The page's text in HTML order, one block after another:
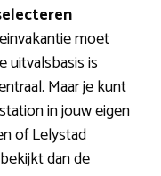
moet
uitvalsbasis is
Maar je kunt
in jouw eigen
of Lelystad
dan de